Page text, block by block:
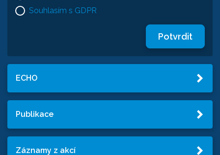
Souhlasím s GDPR
Potvrdit
ECHO
Publikace
Záznamy z akcí